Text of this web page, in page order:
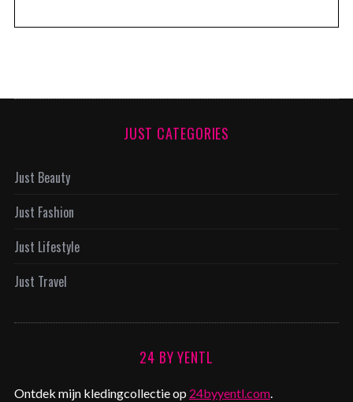
JUST CATEGORIES
Just Beauty
Just Fashion
Just Lifestyle
Just Travel
24 BY YENTL
Ontdek mijn kledingcollectie op 24byyentl.com.